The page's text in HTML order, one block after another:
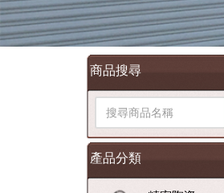
商品搜尋
產品分類